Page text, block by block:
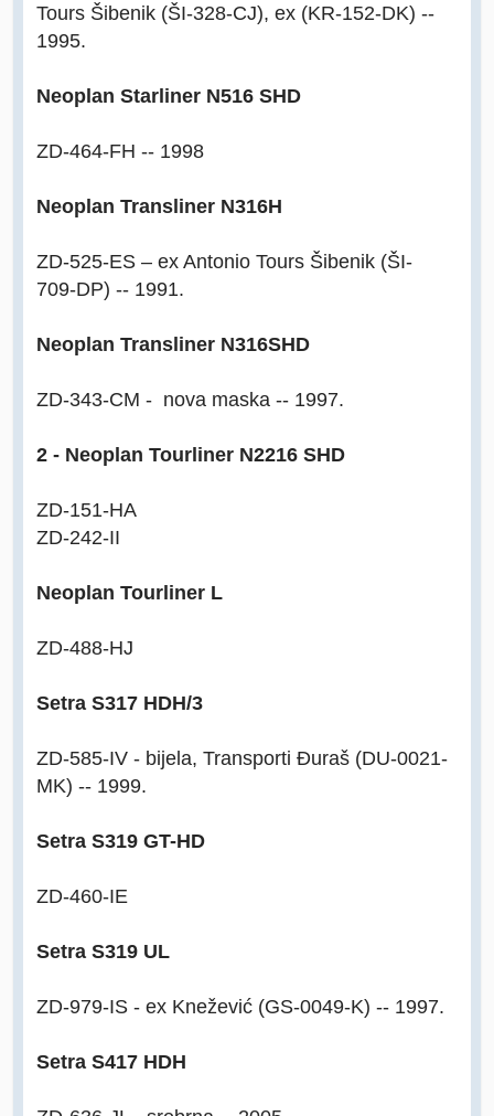
Tours Šibenik (ŠI-328-CJ), ex (KR-152-DK) --
1995.
Neoplan Starliner N516 SHD
ZD-464-FH -- 1998
Neoplan Transliner N316H
ZD-525-ES – ex Antonio Tours Šibenik (ŠI-
709-DP) -- 1991.
Neoplan Transliner N316SHD
ZD-343-CM - nova maska -- 1997.
2 - Neoplan Tourliner N2216 SHD
ZD-151-HA
ZD-242-II
Neoplan Tourliner L
ZD-488-HJ
Setra S317 HDH/3
ZD-585-IV - bijela, Transporti Đuraš (DU-0021-
MK) -- 1999.
Setra S319 GT-HD
ZD-460-IE
Setra S319 UL
ZD-979-IS - ex Knežević (GS-0049-K) -- 1997.
Setra S417 HDH